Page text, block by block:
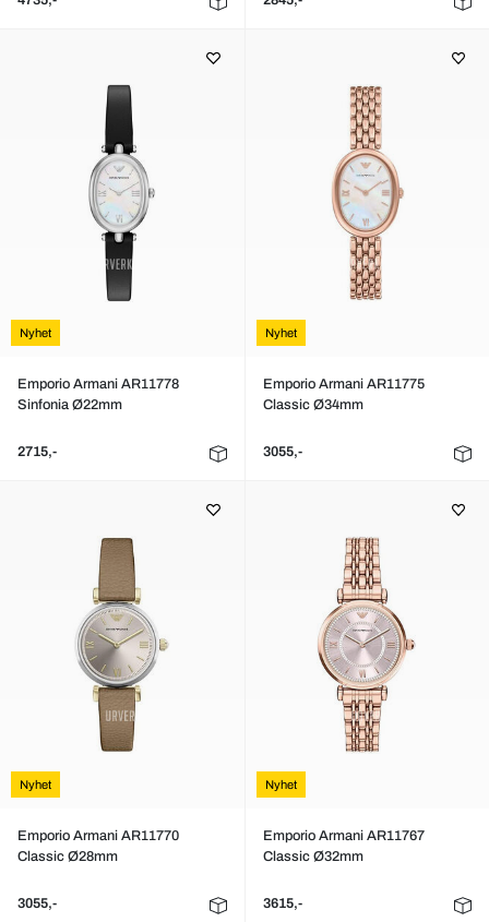
Nyhet
Emporio Armani AR11778
Sinfonia Ø22mm
2715,-
Nyhet
Emporio Armani AR11775
Classic Ø34mm
3055,-
Nyhet
Emporio Armani AR11770
Classic Ø28mm
3055,-
Nyhet
Emporio Armani AR11767
Classic Ø32mm
3615,-